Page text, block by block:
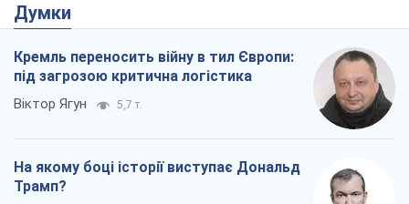
Думки
Кремль переносить війну в тил Європи:
під загрозою критична логістика
Віктор Ягун 5,7 т.
На якому боці історії виступає Дональд
Трамп?